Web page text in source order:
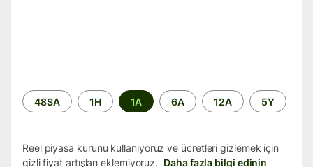
Zaman
aralığı
48SA 1H 1A 6A 12A 5Y
Reel piyasa kurunu kullanıyoruz ve ücretleri gizlemek için
gizli fiyat artışları eklemiyoruz. Daha fazla bilgi edinin